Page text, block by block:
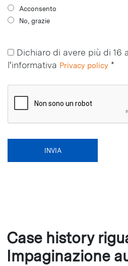
Acconsento
No, grazie
Dichiaro di avere più di 16
l'informativa Privacy policy *
Case history
Impaginazione